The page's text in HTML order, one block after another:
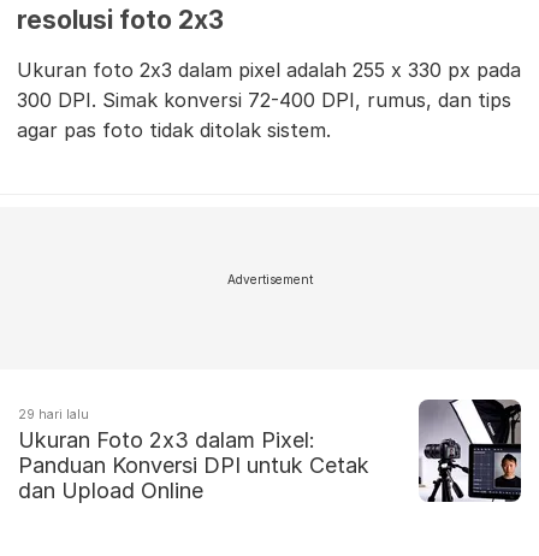
resolusi foto 2x3
Ukuran foto 2x3 dalam pixel adalah 255 x 330 px pada
300 DPI. Simak konversi 72-400 DPI, rumus, dan tips
agar pas foto tidak ditolak sistem.
Advertisement
29 hari lalu
Ukuran Foto 2x3 dalam Pixel:
Panduan Konversi DPI untuk Cetak
dan Upload Online